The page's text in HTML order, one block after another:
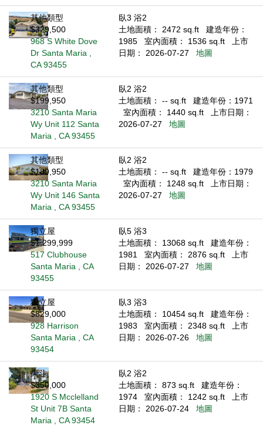
其他類型
$329,500
968 S White Dove
Dr Santa Maria ,
CA 93455
臥3 浴2
土地面積： 2472 sq.ft
建造年份：
1985
室內面積： 1536 sq.ft
上市
日期： 2026-07-27
地圖
其他類型
$199,950
3210 Santa Maria
Wy Unit 112 Santa
Maria , CA 93455
臥2 浴2
土地面積： -- sq.ft
建造年份：1971
室內面積： 1440 sq.ft
上市日期：
2026-07-27
地圖
其他類型
$189,950
3210 Santa Maria
Wy Unit 146 Santa
Maria , CA 93455
臥2 浴2
土地面積： -- sq.ft
建造年份：1979
室內面積： 1248 sq.ft
上市日期：
2026-07-27
地圖
獨立屋
$1,299,999
517 Clubhouse
Santa Maria , CA
93455
臥5 浴3
土地面積： 13068 sq.ft
建造年份：
1981
室內面積： 2876 sq.ft
上市
日期： 2026-07-27
地圖
獨立屋
$829,000
928 Harrison
Santa Maria , CA
93454
臥3 浴3
土地面積： 10454 sq.ft
建造年份：
1983
室內面積： 2348 sq.ft
上市
日期： 2026-07-26
地圖
康斗
$350,000
1920 S Mcclelland
St Unit 7B Santa
Maria , CA 93454
臥2 浴2
土地面積： 873 sq.ft
建造年份：
1974
室內面積： 1242 sq.ft
上市
日期： 2026-07-24
地圖